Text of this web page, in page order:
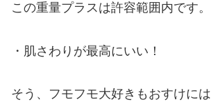
この重量プラスは許容範囲内です。
・肌さわりが最高にいい！
そう、フモフモ大好きもおすけには